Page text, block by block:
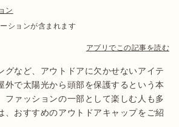
ン
ションが含まれます
アプリでこの記事を読む
グなど、アウトドアに欠かせないアイテ
外で太陽光から頭部を保護するという本
ファッションの一部として楽しむ人も多
、おすすめのアウトドアキャップをご紹